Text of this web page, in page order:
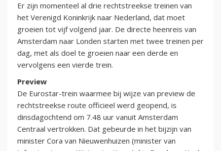
Er zijn momenteel al drie rechtstreekse treinen van
het Verenigd Koninkrijk naar Nederland, dat moet
groeien tot vijf volgend jaar. De directe heenreis van
Amsterdam naar Londen starten met twee treinen per
dag, met als doel te groeien naar een derde en
vervolgens een vierde trein.
Preview
De Eurostar-trein waarmee bij wijze van preview de
rechtstreekse route officieel werd geopend, is
dinsdagochtend om 7.48 uur vanuit Amsterdam
Centraal vertrokken. Dat gebeurde in het bijzijn van
minister Cora van Nieuwenhuizen (minister van